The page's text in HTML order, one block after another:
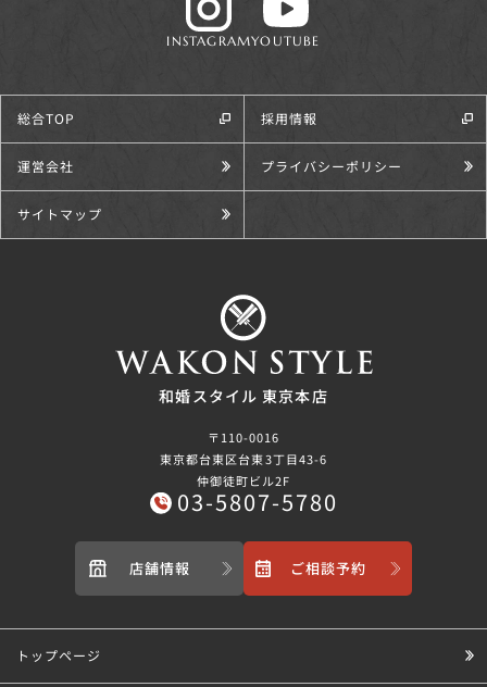
INSTAGRAMYOUTUBE
総合TOP 採用情報
運営会社 プライバシーポリシー
サイトマップ
和婚スタイル 東京本店
〒110-0016
東京都台東区台東3丁目43-6
仲御徒町ビル2F
03-5807-5780
店舗情報 ご相談予約
トップページ